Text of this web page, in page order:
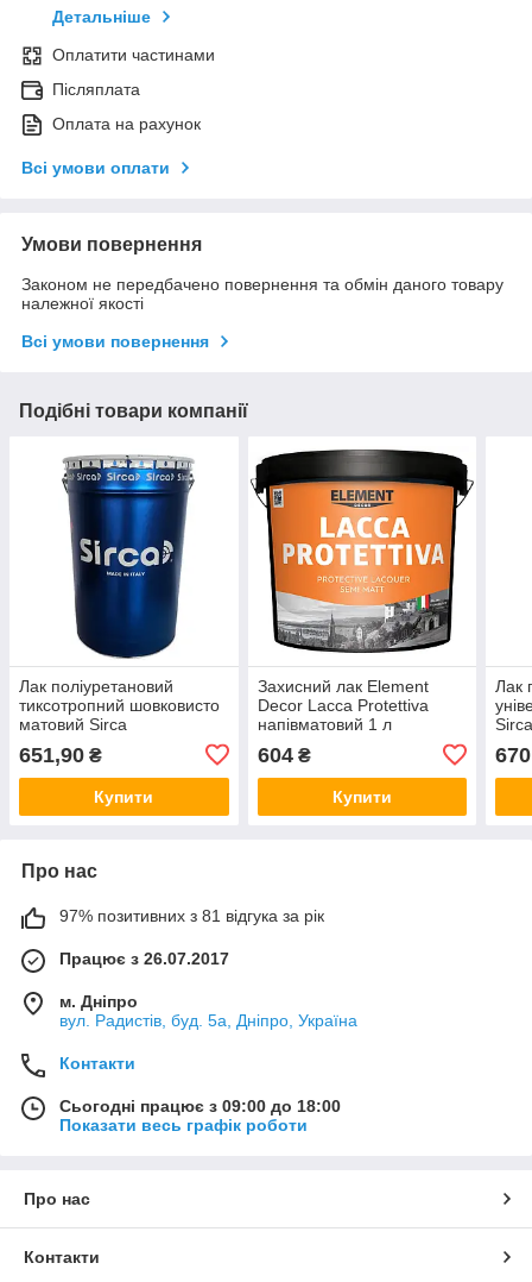
Детальніше
Оплатити частинами
Післяплата
Оплата на рахунок
Всі умови оплати
Умови повернення
Законом не передбачено повернення та обмін даного товару
належної якості
Всі умови повернення
Подібні товари компанії
Лак поліуретановий
тиксотропний шовковисто
матовий Sirca
651,90 ₴
Купити
Захисний лак Element
Decor Lacca Protettiva
напівматовий 1 л
604₴
Купити
Лак
Про нас
97% позитивних з 81 відгука за рік
Працює з 26.07.2017
м. Дніпро
вул. Радистів, буд. 5а, Дніпро, Україна
Контакти
Сьогодні працює з 09:00 до 18:00
Показати весь графік роботи
Про нас
Контакти